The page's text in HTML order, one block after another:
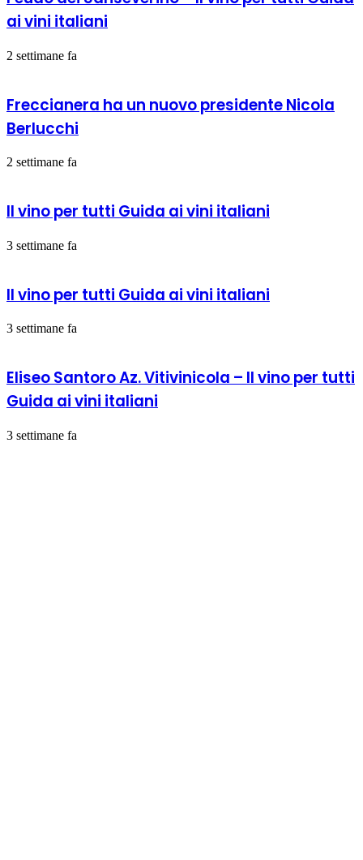
ai vini italiani
2 settimane fa
Freccianera ha un nuovo presidente Nicola
Berlucchi
2 settimane fa
Il vino per tutti Guida ai vini italiani
3 settimane fa
Il vino per tutti Guida ai vini italiani
3 settimane fa
Eliseo Santoro Az. Vitivinicola – Il vino per tutti
Guida ai vini italiani
3 settimane fa